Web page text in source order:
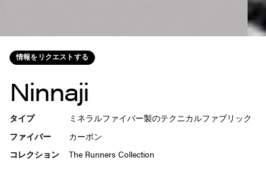
情報をリクエストする
Ninnaji
タイプ
ミネラルファイバー製のテクニカルファブリック
ファイバー
カーボン
コレクション
The Runners Collection